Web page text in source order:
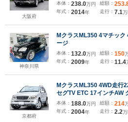
大阪府
本体： 238.0万円
年式： 2014年
総額：
走行： 7.1
神奈川県
MクラスML350 4マチッ
ージ
本体： 132.0万円
年式： 2009年
総額： 150
走行： 11.4
京都府
MクラスML350 4WD走行
セグTV ETC 17インチAW
メラ
本体： 188.0万円
年式： 2004年
総額： 214
走行： 2.2